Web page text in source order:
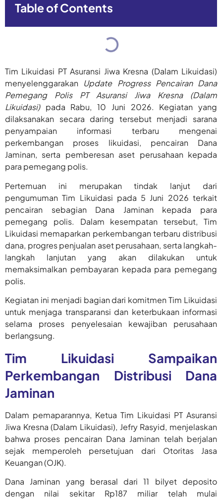
Table of Contents
Tim Likuidasi PT Asuransi Jiwa Kresna (Dalam Likuidasi)
menyelenggarakan Update Progress Pencairan Dana
Pemegang Polis PT Asuransi Jiwa Kresna (Dalam
Likuidasi)pada Rabu, 10 Juni 2026. Kegiatan yang
dilaksanakan secara daring tersebut menjadi sarana
penyampaian informasi terbaru mengenai
perkembangan proses likuidasi, pencairan Dana
Jaminan, serta pemberesan aset perusahaan kepada
para pemegang polis.
Pertemuan ini merupakan tindak lanjut dari
pengumuman Tim Likuidasi pada 5 Juni 2026 terkait
pencairan sebagian Dana Jaminan kepada para
pemegang polis. Dalam kesempatan tersebut, Tim
Likuidasi memaparkan perkembangan terbaru distribusi
dana, progres penjualan aset perusahaan, serta langkah-
langkah lanjutan yang akan dilakukan untuk
memaksimalkan pembayaran kepada para pemegang
polis.
Kegiatan ini menjadi bagian dari komitmen Tim Likuidasi
untuk menjaga transparansi dan keterbukaan informasi
selama proses penyelesaian kewajiban perusahaan
berlangsung.
Tim Likuidasi Sampaikan
Perkembangan Distribusi Dana
Jaminan
Dalam pemaparannya, Ketua Tim Likuidasi PT Asuransi
Jiwa Kresna (Dalam Likuidasi), Jefry Rasyid, menjelaskan
bahwa proses pencairan Dana Jaminan telah berjalan
sejak memperoleh persetujuan dari Otoritas Jasa
Keuangan (OJK).
Dana Jaminan yang berasal dari 11 bilyet deposito
dengan nilai sekitar Rp187 miliar telah mulai